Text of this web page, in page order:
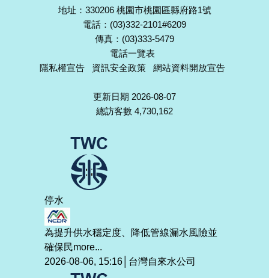
地址：330206 桃園市桃園區縣府路1號
電話：(03)332-2101#6209
傳真：(03)333-5479
電話一覽表
隱私權宣告
資訊安全政策 網站資料開放宣告
更新日期 2026-08-07
總訪客數 4,730,162
停水
為提升供水穩定度、降低管線漏水風險並
確保民more...
2026-08-06, 15:16│台灣自來水公司